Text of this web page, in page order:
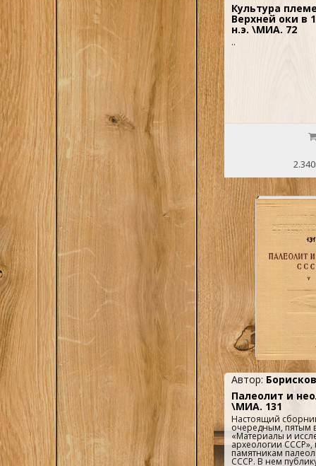
Культура
Верхней оки в
н.э. \МИА. 72
..
Автор:
Палеолит и
\МИА. 131
Настоящий
очередным, пятым
«Материалы и
археологии
памятникам
СССР. В нем